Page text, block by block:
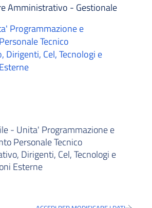
Amministrativo - Gestionale
Programmazione e
Tecnico
Cel, Tecnologi e
- Unita' Programmazione e
Personale Tecnico
Dirigenti, Cel, Tecnologi e
Esterne